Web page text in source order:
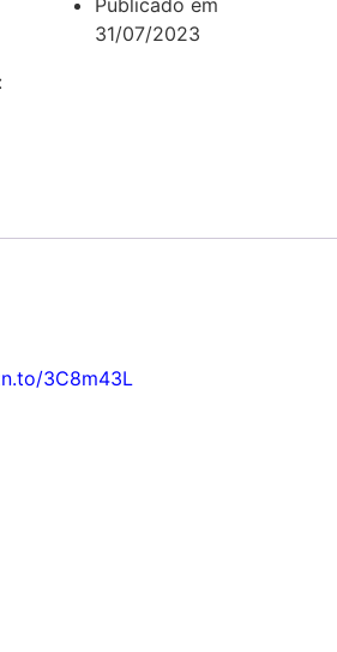
Publicado em
31/07/2023
3C8m43L